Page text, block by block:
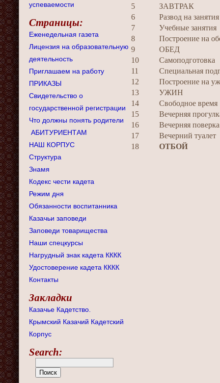
успеваемости
Страницы:
Еженедельная газета
Лицензия на образовательную
деятельность
Приглашаем на работу
ПРИКАЗЫ
Свидетельство о
государственной регистрации
Что должны понять родители
АБИТУРИЕНТАМ
НАШ КОРПУС
Структура
Знамя
Кодекс чести кадета
Режим дня
Обязанности воспитанника
Казачьи заповеди
Заповеди товарищества
Наши спецкурсы
Нагрудный знак кадета КККК
Удостоверение кадета КККК
Контакты
Закладки
Казачье Кадетство.
Крымский Казачий Кадетский
Корпус
Search:
5
ЗАВТРАК
6
Развод на занятия
7
Учебные занятия
8
Построение на
9
ОБЕД
10
Самоподготовка
11
Специальная
12
Построение на
13
УЖИН
14
Свободное время
15
Вечерняя
16
Вечерняя поверка
17
Вечерний туалет
18
ОТБОЙ